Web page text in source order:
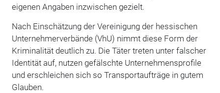
eigenen Angaben inzwischen gezielt.
Nach Einschätzung der Vereinigung der hessischen
Unternehmerverbände (VhU) nimmt diese Form der
Kriminalität deutlich zu. Die Täter treten unter falscher
Identität auf, nutzen gefälschte Unternehmensprofile
und erschleichen sich so Transportaufträge in gutem
Glauben.